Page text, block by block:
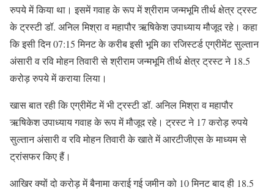
रुपये में किया था। इसमें गवाह के रूप में श्रीराम जन्मभूमि तीर्थ क्षेत्र ट्रस्ट
के ट्रस्टी डॉ. अनिल मिश्रा व महापौर ऋषिकेश उपाध्याय मौजूद रहे। कहा
कि इसी दिन 07:15 मिनट के करीब इसी भूमि का रजिस्टर्ड एग्रीमेंट सुल्तान
अंसारी व रवि मोहन तिवारी से श्रीराम जन्मभूमि तीर्थ क्षेत्र ट्रस्ट ने 18.5
करोड़ रुपये में कराया लिया।
खास बात रही कि एग्रीमेंट में भी ट्रस्टी डॉ. अनिल मिश्रा व महापौर
ऋषिकेश उपाध्याय गवाह के रूप में मौजूद रहे। ट्रस्ट ने 17 करोड़ रुपये
सुल्तान अंसारी व रवि मोहन तिवारी के खाते में आरटीजीएस के माध्यम से
ट्रांसफर किए हैं।
आखिर क्यों दो करोड़ में बैनामा कराई गई जमीन को 10 मिनट बाद ही 18.5